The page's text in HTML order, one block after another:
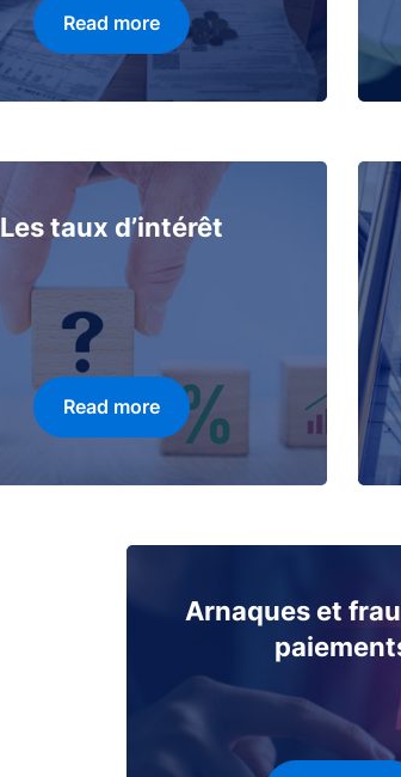
Read more
Les taux d’intérêt
Read more
Arnaques et